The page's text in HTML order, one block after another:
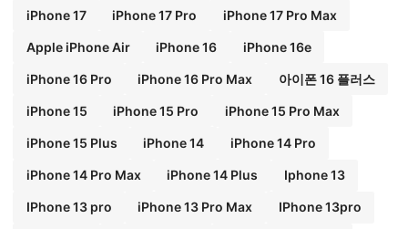
iPhone 17 iPhone 17 Pro iPhone 17 Pro Max
Apple iPhone Air iPhone 16 iPhone 16e
iPhone 16 Pro iPhone 16 Pro Max 아이폰 16 플러스
iPhone 15 iPhone 15 Pro iPhone 15 Pro Max
iPhone 15 Plus iPhone 14 iPhone 14 Pro
iPhone 14 Pro Max iPhone 14 Plus Iphone 13
IPhone 13 pro iPhone 13 Pro Max IPhone 13pro